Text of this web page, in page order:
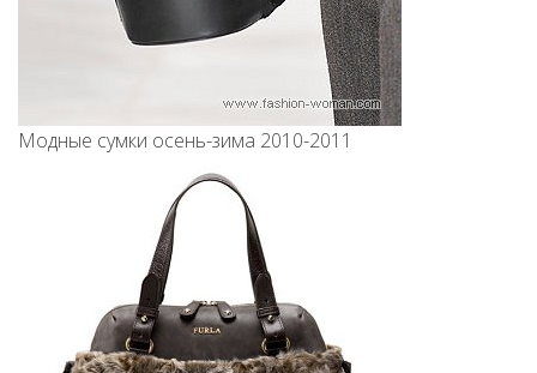
Модные сумки осень-зима 2010-2011